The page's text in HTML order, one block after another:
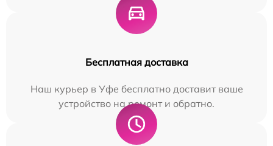
Бесплатная доставка
Наш курьер в Уфе бесплатно доставит ваше
устройство на ремонт и обратно.